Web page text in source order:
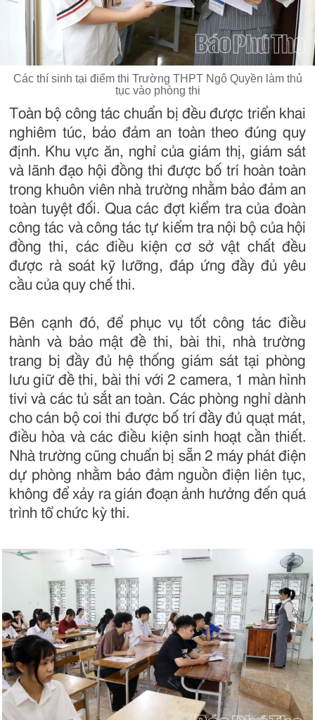
Các thí sinh tại điểm thi Trường THPT Ngô Quyền làm thủ
tục vào phòng thi
Toàn bộ công tác chuẩn bị đều được triển khai
nghiêm túc, bảo đảm an toàn theo đúng quy
định. Khu vực ăn, nghỉ của giám thị, giám sát
và lãnh đạo hội đồng thi được bố trí hoàn toàn
trong khuôn viên nhà trường nhằm bảo đảm an
toàn tuyệt đối. Qua các đợt kiểm tra của đoàn
công tác và công tác tự kiểm tra nội bộ của hội
đồng thi, các điều kiện cơ sở vật chất đều
được rà soát kỹ lưỡng, đáp ứng đầy đủ yêu
cầu của quy chế thi.
Bên cạnh đó, để phục vụ tốt công tác điều
hành và bảo mật đề thi, bài thi, nhà trường
trang bị đầy đủ hệ thống giám sát tại phòng
lưu giữ đề thi, bài thi với 2 camera, 1 màn hình
tivi và các tủ sắt an toàn. Các phòng nghỉ dành
cho cán bộ coi thi được bố trí đầy đủ quạt mát,
điều hòa và các điều kiện sinh hoạt cần thiết.
Nhà trường cũng chuẩn bị sẵn 2 máy phát điện
dự phòng nhằm bảo đảm nguồn điện liên tục,
không để xảy ra gián đoạn ảnh hưởng đến quá
trình tổ chức kỳ thi.